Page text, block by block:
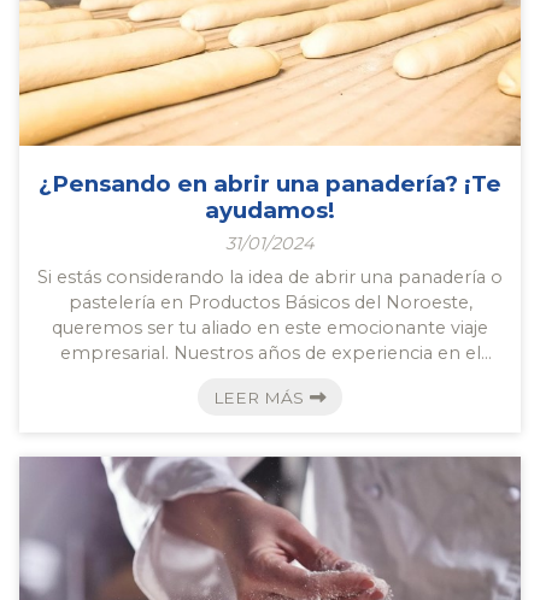
¿Pensando en abrir una panadería? ¡Te
ayudamos!
31/01/2024
Si estás considerando la idea de abrir una panadería o
pastelería en Productos Básicos del Noroeste,
queremos ser tu aliado en este emocionante viaje
empresarial. Nuestros años de experiencia en el
proveedores de confianza para panaderías y
Permítenos explicarte por qué somos la elección
perfecta para ayudarte a hacer realidad tu sueño de
tener tu propia panadería. ¿Por qué elegirnos como
tu proveedor de panader...
LEER MÁS